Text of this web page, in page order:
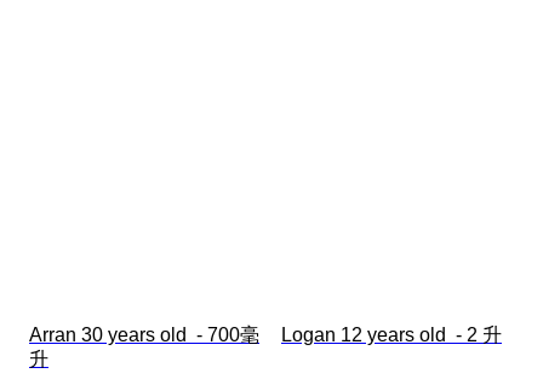
Arran 30 years old  - 700毫
升
Logan 12 years old  - 2 升